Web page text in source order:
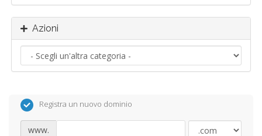
Azioni
Registra un nuovo dominio
www.